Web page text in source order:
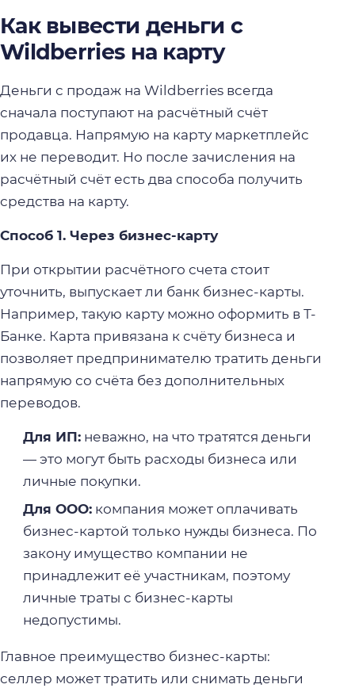
Как вывести деньги с
Wildberries на карту
Деньги с продаж на Wildberries всегда
сначала поступают на расчётный счёт
продавца. Напрямую на карту маркетплейс
их не переводит. Но после зачисления на
расчётный счёт есть два способа получить
средства на карту.
Способ 1. Через бизнес-карту
При открытии расчётного счета стоит
уточнить, выпускает ли банк бизнес-карты.
Например, такую карту можно оформить в Т-
Банке. Карта привязана к счёту бизнеса и
позволяет предпринимателю тратить деньги
напрямую со счёта без дополнительных
переводов.
Для ИП:неважно, на что тратятся деньги
— это могут быть расходы бизнеса или
личные покупки.
Для ООО:компания может оплачивать
бизнес-картой только нужды бизнеса. По
закону имущество компании не
принадлежит её участникам, поэтому
личные траты с бизнес-карты
недопустимы.
Главное преимущество бизнес-карты:
селлер может тратить или снимать деньги